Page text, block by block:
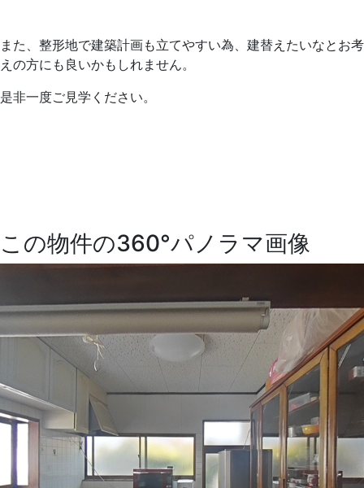
また、整形地で建築計画も立てやすい為、建替えたいなとお考
えの方にも良いかもしれません。
是非一度ご見学ください。
この物件の360°パノラマ画像